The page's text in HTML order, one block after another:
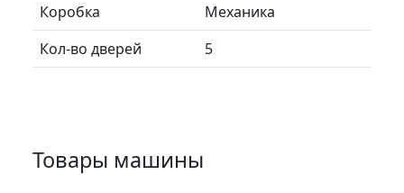
Коробка
Механика
Кол-во дверей
5
Товары машины